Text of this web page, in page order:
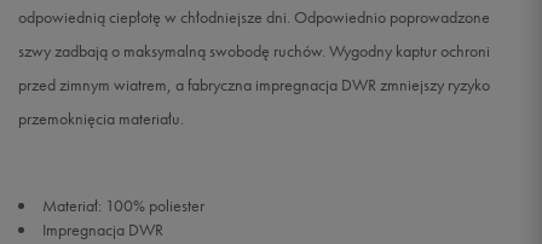
odpowiednią ciepłotę w chłodniejsze dni. Odpowiednio poprowadzone
szwy zadbają o maksymalną swobodę ruchów. Wygodny kaptur ochroni
przed zimnym wiatrem, a fabryczna impregnacja DWR zmniejszy ryzyko
przemoknięcia materiału.
Materiał: 100% poliester
Impregnacja DWR